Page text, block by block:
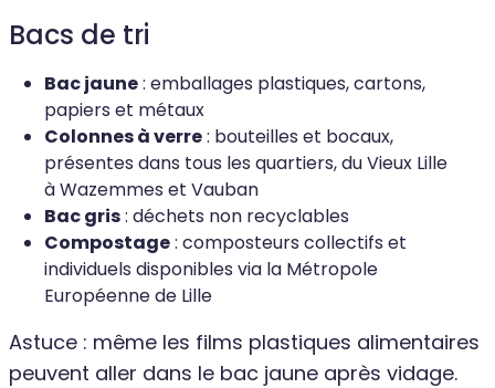
Bacs de tri
Bac jaune: emballages plastiques, cartons,
papiers et métaux
Colonnes à verre: bouteilles et bocaux,
présentes dans tous les quartiers, du Vieux Lille
à Wazemmes et Vauban
Bac gris: déchets non recyclables
Compostage: composteurs collectifs et
individuels disponibles via la Métropole
Européenne de Lille
Astuce : même les films plastiques alimentaires
peuvent aller dans le bac jaune après vidage.